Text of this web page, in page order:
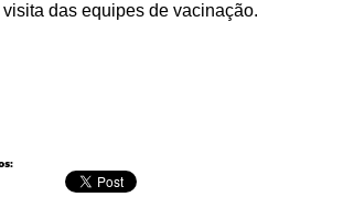
das equipes de vacinação.